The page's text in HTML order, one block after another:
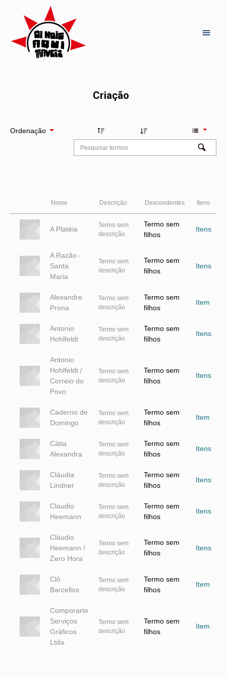
Criação
Ordenação
Nome Descrição Descendentes Itens
A Platéia
Termo sem
descrição
Termo sem
filhos
Itens
A Razão -
Santa
Maria
Termo sem
descrição
Termo sem
filhos
Itens
Alexandre
Prona
Termo sem
descrição
Termo sem
filhos
Item
Antonio
Hohlfeldt
Termo sem
descrição
Termo sem
filhos
Itens
Antonio
Hohlfeldt /
Correio do
Povo
Termo sem
descrição
Termo sem
filhos
Itens
Caderno de
Domingo
Termo sem
descrição
Termo sem
filhos
Item
Cátia
Alexandra
Termo sem
descrição
Termo sem
filhos
Itens
Cláudia
Lindner
Termo sem
descrição
Termo sem
filhos
Itens
Claudio
Heemann
Termo sem
descrição
Termo sem
filhos
Itens
Cláudio
Heemann /
Zero Hora
Termo sem
descrição
Termo sem
filhos
Itens
Clô
Barcellos
Termo sem
descrição
Termo sem
filhos
Item
Comporarte
Serviços
Gráficos
Ltda.
Termo sem
descrição
Termo sem
filhos
Item